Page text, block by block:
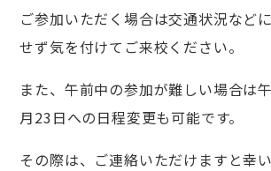
ご参加いただく場合は交通状況など
せず気を付けてご来校ください。
また、午前中の参加が難しい場合は
月23日への日程変更も可能です。
その際は、ご連絡いただけますと幸い